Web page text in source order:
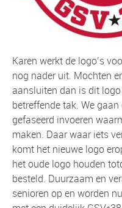
Karen werkt de logo’s
nog nader uit. Mochten
aansluiten dan is dit
betreffende tak. We
gefaseerd invoeren
maken. Daar waar iets
komt het nieuwe logo
het oude logo houden
besteld. Duurzaam en
senioren op en worden